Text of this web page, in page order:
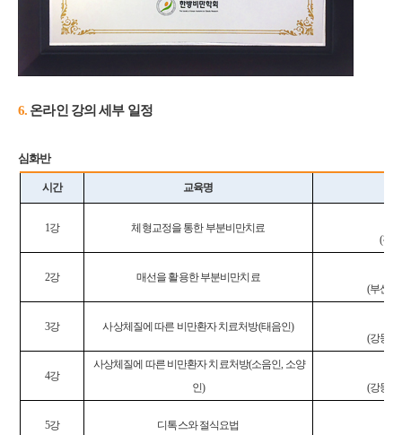
6. ​온라인 강의 세부 일정
심화반
시간 교육명
1강 체형교정을 통한 부분비만치료
(경희
2강 매선을 활용한 부분비만치료
(부산
3강 사상체질에 따른 비만환자 치료처방(태음인)
(강동
4강
사상체질에 따른 비만환자 치료처방(소음인, 소양
인)
(강동
5강 디톡스와 절식요법